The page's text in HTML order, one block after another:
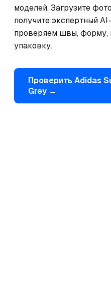
моделей. Загрузите
получите экспертный
проверяем швы, форму,
упаковку.
Проверить Adidas
Grey →